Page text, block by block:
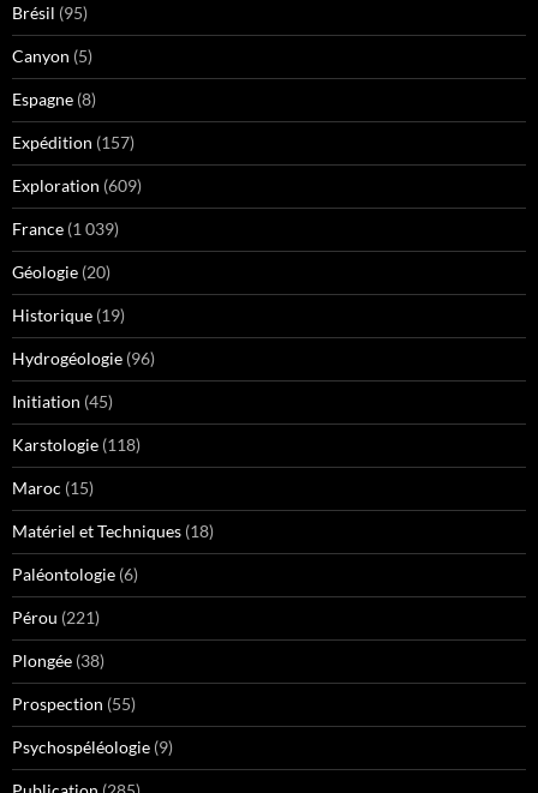
Brésil (95)
Canyon (5)
Espagne (8)
Expédition (157)
Exploration (609)
France (1 039)
Géologie (20)
Historique (19)
Hydrogéologie (96)
Initiation (45)
Karstologie (118)
Maroc (15)
Matériel et Techniques (18)
Paléontologie (6)
Pérou (221)
Plongée (38)
Prospection (55)
Psychospéléologie (9)